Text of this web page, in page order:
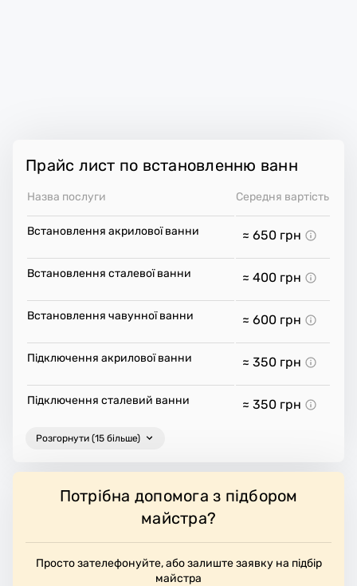
Прайс лист по встановленню ванн
Назва послуги Середня вартість
Встановлення акрилової ванни ≈ 650 грн
Встановлення сталевої ванни ≈ 400 грн
Встановлення чавунної ванни ≈ 600 грн
Підключення акрилової ванни ≈ 350 грн
Підключення сталевий ванни ≈ 350 грн
Розгорнути (15 більше)
Потрібна допомога з підбором
майстра?
Просто зателефонуйте, або залиште заявку на підбір
майстра